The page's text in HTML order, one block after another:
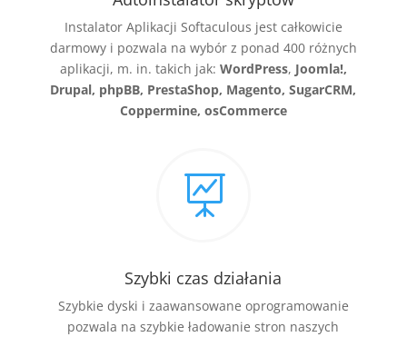
Instalator Aplikacji Softaculous jest całkowicie
darmowy i pozwala na wybór z ponad 400 różnych
aplikacji, m. in. takich jak: WordPress, Joomla!,
Drupal, phpBB, PrestaShop, Magento, SugarCRM,
Coppermine, osCommerce

Szybki czas działania
Szybkie dyski i zaawansowane oprogramowanie
pozwala na szybkie ładowanie stron naszych